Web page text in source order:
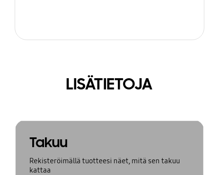
LISÄTIETOJA
Takuu
Rekisteröimällä tuotteesi näet, mitä sen takuu
kattaa